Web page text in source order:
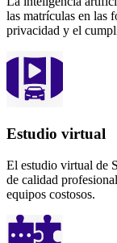
las matrículas en las
privacidad y el
Estudio virtual
El estudio virtual de
de calidad
equipos costosos.